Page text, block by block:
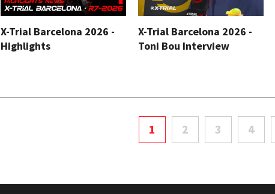
X-Trial Barcelona 2026 -
Highlights
X-Trial Barcelona 2026 -
Toni Bou Interview
1 2 3 4